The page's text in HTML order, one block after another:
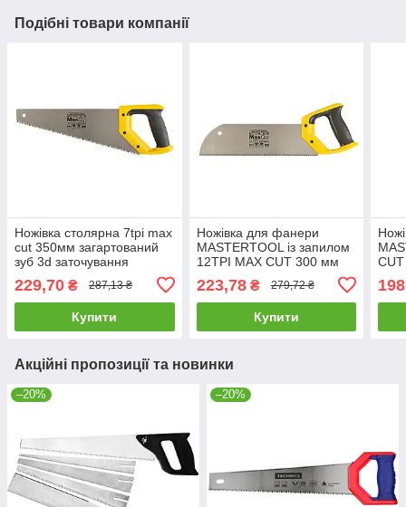
Подібні товари компанії
Ножівка столярна 7tpi max
cut 350мм загартований
зуб 3d заточування
поліроване Mastertool 14-
2035
229,70 ₴ 287,13 ₴
Купити
Ножівка для фанери
MASTERTOOL із запилом
12TPI MAX CUT 300 мм
заточування поліроване
14-2702
223,78₴ 279,72 ₴
Купити
Акційні пропозиції та новинки
–20% –20%